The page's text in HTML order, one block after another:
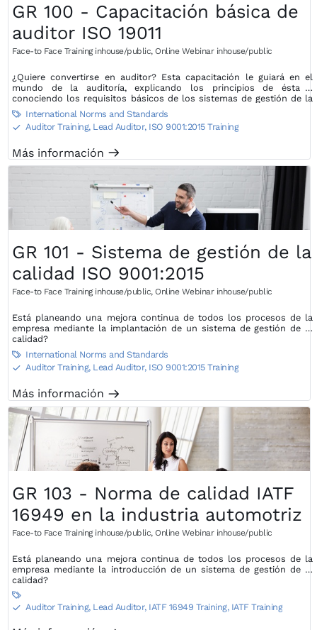
GR 100 - Capacitación básica de
auditor ISO 19011
Face-to Face Training inhouse/public, Online Webinar inhouse/public
¿Quiere convertirse en auditor? Esta capacitación le guiará en el
mundo de la auditoría, explicando los principios de ésta y
conociendo los requisitos básicos de los sistemas de gestión de la
calidad.
 International Norms and Standards
S Auditor Training, Lead Auditor, ISO 9001:2015 Training
Más información m
GR 101 - Sistema de gestión de la
calidad ISO 9001:2015
Face-to Face Training inhouse/public, Online Webinar inhouse/public
Está planeando una mejora continua de todos los procesos de la
empresa mediante la implantación de un sistema de gestión de la
calidad?
 International Norms and Standards
S Auditor Training, Lead Auditor, ISO 9001:2015 Training
Más información m
GR 103 - Norma de calidad IATF
16949 en la industria automotriz
Face-to Face Training inhouse/public, Online Webinar inhouse/public
Está planeando una mejora continua de todos los procesos de la
empresa mediante la introducción de un sistema de gestión de la
calidad?

S
Auditor Training, Lead Auditor, IATF 16949 Training, IATF Training